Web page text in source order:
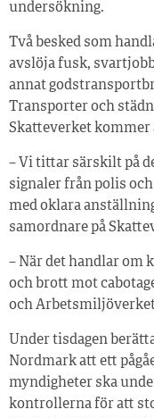
undersökning.
Två besked som
avslöja fusk,
annat
Transporter och
Skatteverket kommer
– Vi tittar särskilt på
signaler från polis
med oklara
samordnare på
– När det handlar om
och brott mot
och
Under tisdagen
Nordmark att ett
myndigheter ska
kontrollerna för att